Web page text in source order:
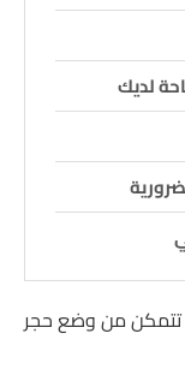
لديك
تتمكن من وضع حجر